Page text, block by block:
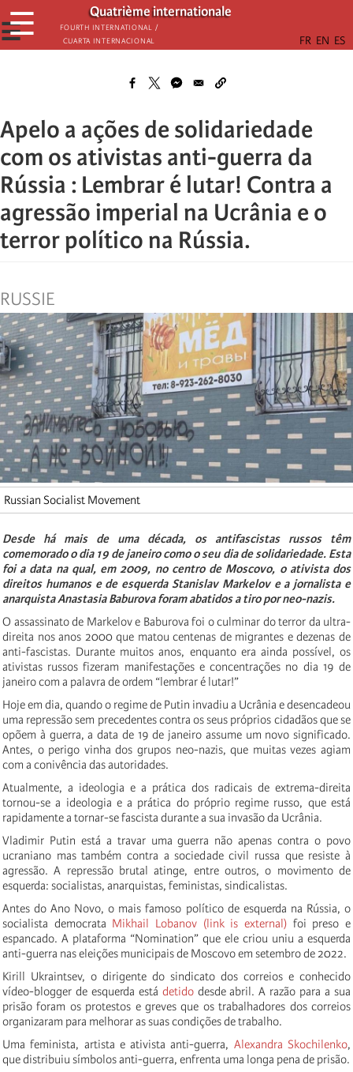
Passar
para
o
Quatrième internationale
Fourth International /
Cuarta Internacional
☰
☰
Apelo a ações de solidariedade
com os ativistas anti-guerra da
Rússia : Lembrar é lutar! Contra a
agressão imperial na Ucrânia e o
terror político na Rússia.
RUSSIE
Russian Socialist Movement
Desde há mais de uma década, os antifascistas russos têm
comemorado o dia 19 de janeiro como o seu dia de solidariedade. Esta
foi a data na qual, em 2009, no centro de Moscovo, o ativista dos
direitos humanos e de esquerda Stanislav Markelov e a jornalista e
anarquista Anastasia Baburova foram abatidos a tiro por neo-nazis.
O assassinato de Markelov e Baburova foi o culminar do terror da ultra-
direita nos anos 2000 que matou centenas de migrantes e dezenas de
anti-fascistas. Durante muitos anos, enquanto era ainda possível, os
ativistas russos fizeram manifestações e concentrações no dia 19 de
janeiro com a palavra de ordem “lembrar é lutar!”
Hoje em dia, quando o regime de Putin invadiu a Ucrânia e desencadeou
uma repressão sem precedentes contra os seus próprios cidadãos que se
opõem à guerra, a data de 19 de janeiro assume um novo significado.
Antes, o perigo vinha dos grupos neo-nazis, que muitas vezes agiam
com a conivência das autoridades.
Atualmente, a ideologia e a prática dos radicais de extrema-direita
tornou-se a ideologia e a prática do próprio regime russo, que está
rapidamente a tornar-se fascista durante a sua invasão da Ucrânia.
Vladimir Putin está a travar uma guerra não apenas contra o povo
ucraniano mas também contra a sociedade civil russa que resiste à
agressão. A repressão brutal atinge, entre outros, o movimento de
esquerda: socialistas, anarquistas, feministas, sindicalistas.
Antes do Ano Novo, o mais famoso político de esquerda na Rússia, o
socialista democrata Mikhail Lobanov (link is external) foi preso e
espancado. A plataforma “Nomination” que ele criou uniu a esquerda
anti-guerra nas eleições municipais de Moscovo em setembro de 2022.
Kirill Ukraintsev, o dirigente do sindicato dos correios e conhecido
vídeo-blogger de esquerda está detidodesde abril. A razão para a sua
prisão foram os protestos e greves que os trabalhadores dos correios
organizaram para melhorar as suas condições de trabalho.
Uma feminista, artista e ativista anti-guerra, Alexandra Skochilenko,
que distribuiu símbolos anti-guerra, enfrenta uma longa pena de prisão.